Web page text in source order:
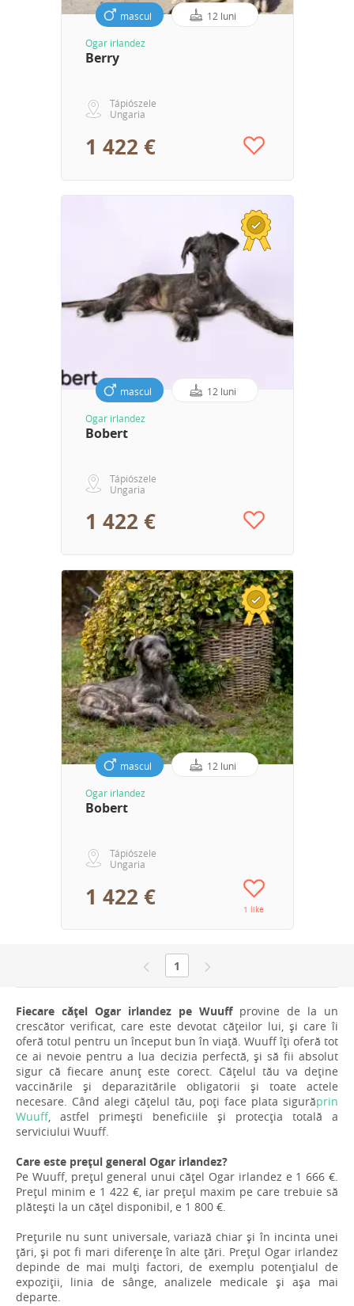
mascul 12 luni
Ogar irlandez
Berry
Tápiószele
Ungaria
1 422 €
mascul 12 luni
Ogar irlandez
Bobert
Tápiószele
Ungaria
1 422 €
mascul 12 luni
Ogar irlandez
Bobert
Tápiószele
Ungaria
1 422 € 1 like
1
Fiecare cățel Ogar irlandez pe Wuuffprovine de la un
crescător verificat, care este devotat cățeilor lui, și care îi
oferă totul pentru un început bun în viață. Wuuff îți oferă tot
ce ai nevoie pentru a lua decizia perfectă, și să fii absolut
sigur că fiecare anunț este corect. Cățelul tău va deține
vaccinările și deparazitările obligatorii și toate actele
necesare. Când alegi cățelul tău, poți face plata sigurăprin
Wuuff, astfel primești beneficiile și protecția totală a
serviciului Wuuff.
Care este prețul general Ogar irlandez?
Pe Wuuff, prețul general unui cățel Ogar irlandez e 1 666 €.
Prețul minim e 1 422 €, iar prețul maxim pe care trebuie să
plătești la un cățel disponibil, e 1 800 €.
Prețurile nu sunt universale, variază chiar și în incinta unei
țări, și pot fi mari diferențe în alte țări. Prețul Ogar irlandez
depinde de mai mulți factori, de exemplu potențialul de
expoziții, linia de sânge, analizele medicale și așa mai
departe.